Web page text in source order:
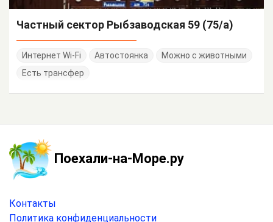
Частный сектор Рыбзаводская 59 (75/а)
Интернет Wi-Fi Автостоянка
Можно с животными
Есть трансфер
Поехали-на-Море.ру
Контакты
Политика конфиденциальности